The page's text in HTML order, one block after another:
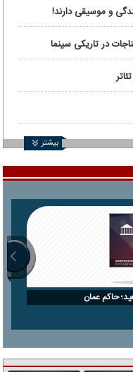
و موسیقی دارند!
در تاریکی سینما
بیشتر
حاکم عمان